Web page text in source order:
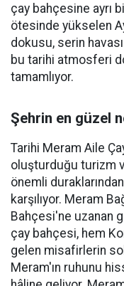
çay bahçesine ayrı
ötesinde yükselen
dokusu, serin
bu tarihi atmosferi
tamamlıyor.
Şehrin en güzel
Tarihi Meram Aile
oluşturduğu turizm
önemli
karşılıyor. Meram
Bahçesi'ne uzanan
çay bahçesi, hem
gelen misafirlerin
Meram'ın ruhunu